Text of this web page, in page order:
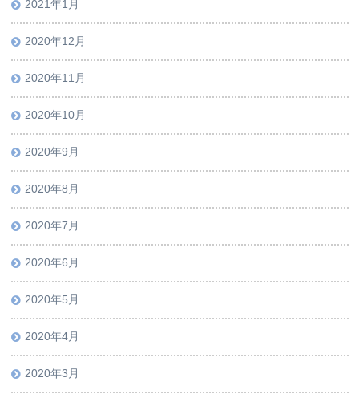
2021年1月
2020年12月
2020年11月
2020年10月
2020年9月
2020年8月
2020年7月
2020年6月
2020年5月
2020年4月
2020年3月